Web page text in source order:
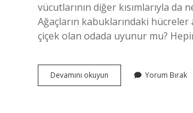
vücutlarının diğer kısımlarıyla
Ağaçların kabuklarındaki
çiçek olan odada uyunur mu?
Devamını okuyun Çiçekler
Gece
Yorum Bırak